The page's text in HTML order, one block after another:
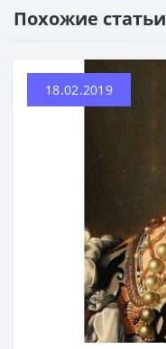
Похожие статьи
18.02.2019